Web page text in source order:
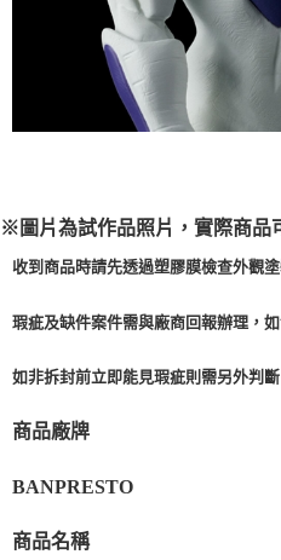
※圖片為試作品照片，實際商品
收到商品時請先透過塑膠膜檢查外觀
瑕疵及缺件案件需與廠商回報辦理，
如非拆封前立即能見瑕疵則需另外判斷
商品廠牌
BANPRESTO
商品名稱